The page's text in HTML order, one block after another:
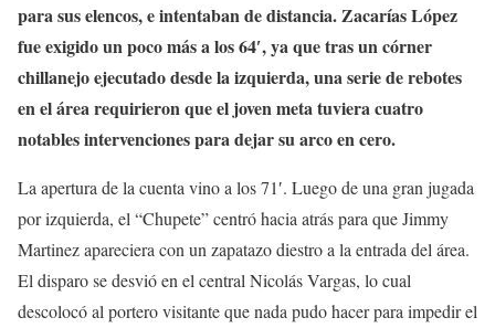
para sus elencos, e intentaban de distancia. Zacarías López
fue exigido un poco más a los 64′, ya que tras un córner
chillanejo ejecutado desde la izquierda, una serie de rebotes
en el área requirieron que el joven meta tuviera cuatro
notables intervenciones para dejar su arco en cero.
La apertura de la cuenta vino a los 71′. Luego de una gran jugada
por izquierda, el “Chupete” centró hacia atrás para que Jimmy
Martinez apareciera con un zapatazo diestro a la entrada del área.
El disparo se desvió en el central Nicolás Vargas, lo cual
descolocó al portero visitante que nada pudo hacer para impedir el